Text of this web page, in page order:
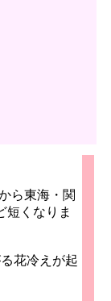
ら東海・関
短くなりま
花冷えが起